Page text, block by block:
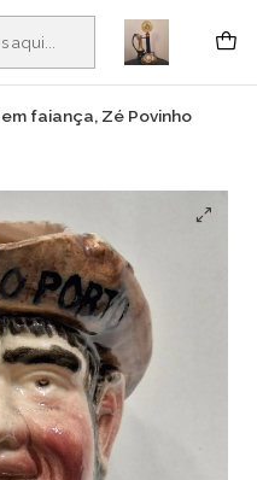
e antiguidades em Viana do
faiança, Zé Povinho